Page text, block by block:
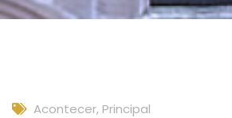
Acontecer, Principal